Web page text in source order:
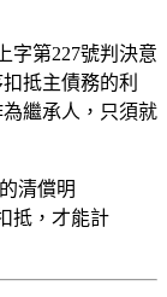
字第227號判決意
抵主債務的利
繼承人，只須就
清償明
抵，才能計